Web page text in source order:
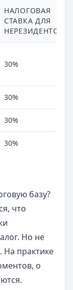
НАЛОГОВАЯ
СТАВКА ДЛЯ
НЕРЕЗИДЕНТОВ
30%
30%
30%
30%
базу?
что
Но не
На практике
о